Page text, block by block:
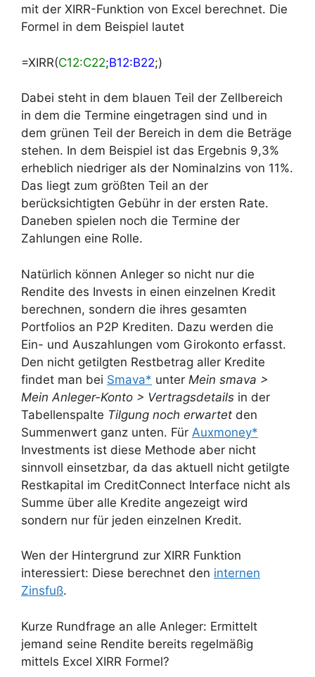
mit der XIRR-Funktion von Excel berechnet. Die
Formel in dem Beispiel lautet
=XIRR(C12:C22;B12:B22;)
Dabei steht in dem blauen Teil der Zellbereich
in dem die Termine eingetragen sind und in
dem grünen Teil der Bereich in dem die Beträge
stehen. In dem Beispiel ist das Ergebnis 9,3%
erheblich niedriger als der Nominalzins von 11%.
Das liegt zum größten Teil an der
berücksichtigten Gebühr in der ersten Rate.
Daneben spielen noch die Termine der
Zahlungen eine Rolle.
Natürlich können Anleger so nicht nur die
Rendite des Invests in einen einzelnen Kredit
berechnen, sondern die ihres gesamten
Portfolios an P2P Krediten. Dazu werden die
Ein- und Auszahlungen vom Girokonto erfasst.
Den nicht getilgten Restbetrag aller Kredite
findet man bei Smava* unter Mein smava >
Mein Anleger-Konto > Vertragsdetails in der
Tabellenspalte Tilgung noch erwartet den
Summenwert ganz unten. Für Auxmoney*
Investments ist diese Methode aber nicht
sinnvoll einsetzbar, da das aktuell nicht getilgte
Restkapital im CreditConnect Interface nicht als
Summe über alle Kredite angezeigt wird
sondern nur für jeden einzelnen Kredit.
Wen der Hintergrund zur XIRR Funktion
interessiert: Diese berechnet den internen
Zinsfuß.
Kurze Rundfrage an alle Anleger: Ermittelt
jemand seine Rendite bereits regelmäßig
mittels Excel XIRR Formel?